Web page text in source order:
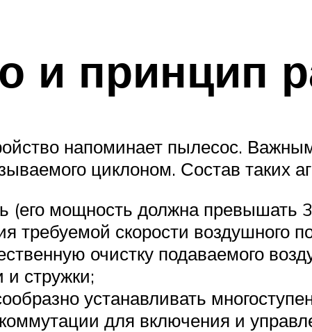
и принцип
напоминает пылесос.
циклоном. Состав таких
(его мощность должна превышать
требуемой скорости воздушного
очистку подаваемого
стружки;
устанавливать
для включения и